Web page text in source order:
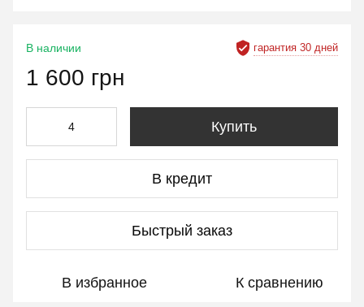
гарантия 30 дней
В наличии
1 600 грн
Купить
В кредит
Быстрый заказ
В избранное К сравнению